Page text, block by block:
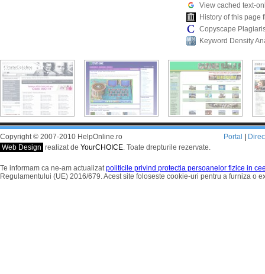
View cached text-
History of this page
Copyscape
Keyword Density
Copyright © 2007-2010 HelpOnline.ro
Web Design realizat de YourCHOICE. Toate drepturile rezervate.
Portal
Te informam ca ne-am actualizatpoliticile privind protectia persoanelor fizice in
Regulamentului (UE) 2016/679. Acest site foloseste cookie-uri pentru a furniza o